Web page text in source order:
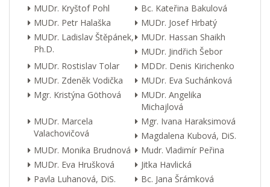
MUDr. Kryštof Pohl
Bc. Kateřina Bakulová
MUDr. Petr Halaška
MUDr. Josef Hrbatý
MUDr. Ladislav Štěpánek,
Ph.D.
MUDr. Hassan Shaikh
MUDr. Jindřich Šebor
MUDr. Rostislav Tolar
MDDr. Denis Kirichenko
MUDr. Zdeněk Vodička
MUDr. Eva Suchánková
Mgr. Kristýna Göthová
MUDr. Angelika
Michajlová
MUDr. Marcela
Valachovičová
Mgr. Ivana Haraksimová
Magdalena Kubová, DiS.
MUDr. Monika Brudnová
Mudr. Vladimír Peřina
MUDr. Eva Hrušková
Jitka Havlická
Pavla Luhanová, DiS.
Bc. Jana Šrámková